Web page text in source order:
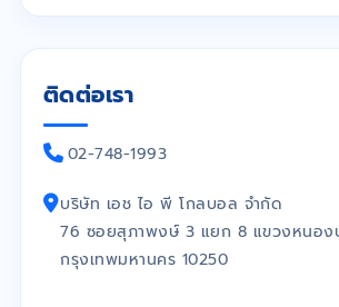
ติดต่อเรา
02-748-1993
บริษัท เอช ไอ พี โกลบอล จำกัด
76 ซอยสุภาพงษ์ 3 แยก 8 แขวงหนองบ
กรุงเทพมหานคร 10250